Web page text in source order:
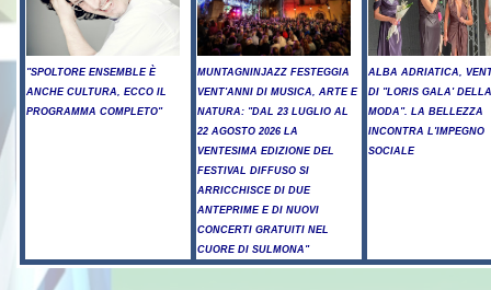
"SPOLTORE ENSEMBLE È
ANCHE CULTURA, ECCO IL
PROGRAMMA COMPLETO"
MUNTAGNINJAZZ FESTEGGIA
VENT'ANNI DI MUSICA, ARTE E
NATURA: "DAL 23 LUGLIO AL
22 AGOSTO 2026 LA
VENTESIMA EDIZIONE DEL
FESTIVAL DIFFUSO SI
ARRICCHISCE DI DUE
ANTEPRIME E DI NUOVI
CONCERTI GRATUITI NEL
CUORE DI SULMONA"
ALBA ADRIATICA,
DI "LORIS GALA' DELLA
MODA". LA BELLEZZA
INCONTRA L'IMPEGNO
SOCIALE